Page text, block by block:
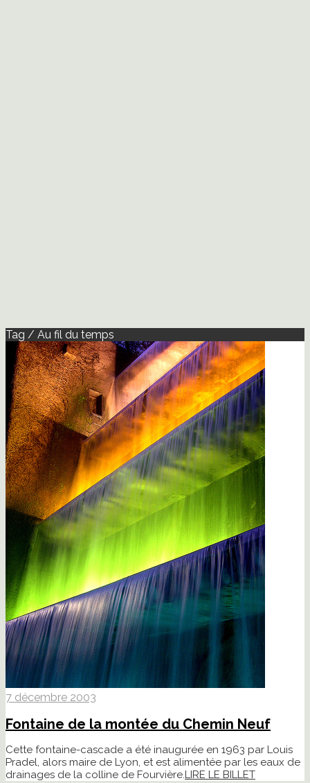
Tag / Au fil du temps
7 décembre 2003
Fontaine de la montée du Chemin Neuf
Cette fontaine-cascade a été inaugurée en 1963 par Louis
Pradel, alors maire de Lyon, et est alimentée par les eaux de
drainages de la colline de Fourvière.LIRE LE BILLET